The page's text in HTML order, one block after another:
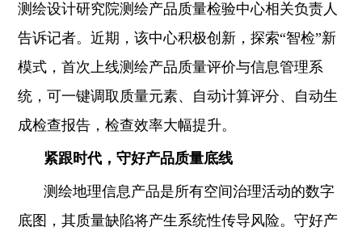
测绘设计研究院测绘产品质量检验中心相关负责人
告诉记者。近期，该中心积极创新，探索“智检”新
模式，首次上线测绘产品质量评价与信息管理系
统，可一键调取质量元素、自动计算评分、自动生
成检查报告，检查效率大幅提升。
紧跟时代，守好产品质量底线
测绘地理信息产品是所有空间治理活动的数字
底图，其质量缺陷将产生系统性传导风险。守好产